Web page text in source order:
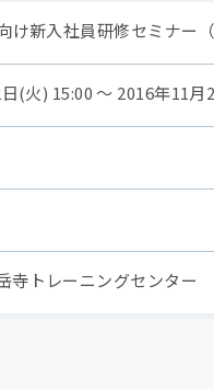
け新入社員研修セミナー
(火) 15:00 〜 2016年11月
寺トレーニングセンター